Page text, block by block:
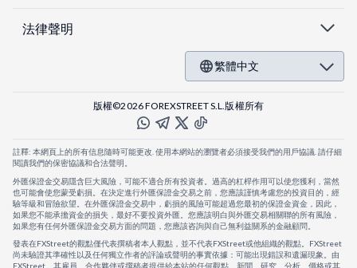
法律聲明
繁體中文
版權©2026 FOREXSTREET S.L.版權所有
註釋: 本網頁上的所有信息隨時可能更改. 使用本網站的瀏覽者必須接受我們的用戶協議. 請仔細
閱讀我們的保密協議和合法聲明。
外匯保證金交易隱含巨大風險，可能不適合所有投資者。過高的杠桿作用可以使您獲利，當然
也可能會使您蒙受虧損。在決定進行外匯保證金交易之前，您應該謹慎考慮您的投資目的，經
驗等級和冒險欲望。在外匯保證金交易中，虧損的風險可能超過您最初的保證金資金，因此，
如果您不能承擔資金的損失，最好不要投資外匯。您應該明白與外匯交易相關聯的所有風險，
如果您有任何外匯保證金交易方面的問題，您應該咨詢與自己無利益關系的金融顧問。
發表在FXStreet的觀點僅代表撰稿者本人觀點，並不代表FXStreet或他組織的觀點。FXStreet
尚未驗證其準確性以及任何獨立作者的評論或聲明的事實依據：可能出現錯誤和遺漏現象。由
FXStreet、其雇員、合作夥伴或撰稿者提供給本站的任何觀點、新聞、研究、分析、價格或其